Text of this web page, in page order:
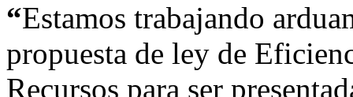
“Estamos trabajando
propuesta de ley de
Recursos para ser